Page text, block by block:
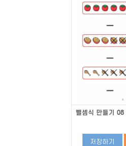
뺄셈식 만들기 08
저장하기